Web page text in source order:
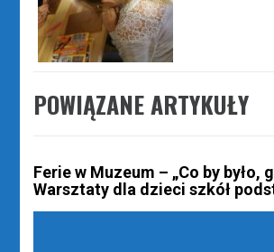
POWIĄZANE ARTYKUŁY
Ferie w Muzeum – „Co by było,
Warsztaty dla dzieci szkół